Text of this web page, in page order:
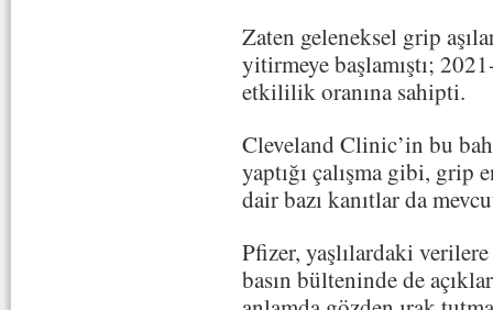
Zaten geleneksel grip
yitirmeye başlamıştı;
etkililik oranına sahipti.
Cleveland Clinic’in bu
yaptığı çalışma gibi,
dair bazı kanıtlar da
Pfizer, yaşlılardaki
basın bülteninde de